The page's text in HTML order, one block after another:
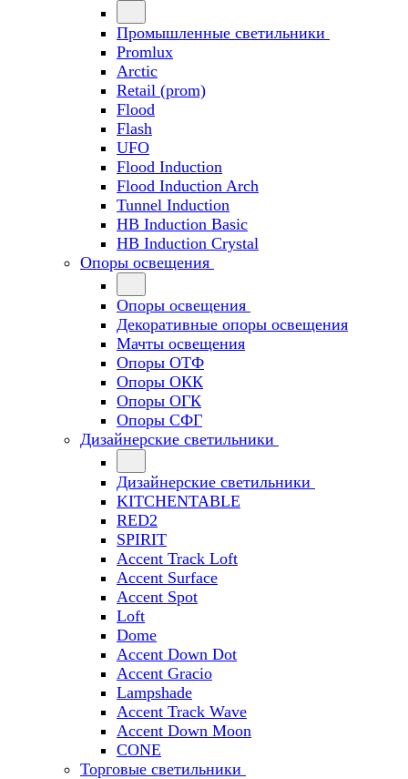
Промышленные светильники
Promlux
Arctic
Retail (prom)
Flood
Flash
UFO
Flood Induction
Flood Induction Arch
Tunnel Induction
HB Induction Basic
HB Induction Crystal
Опоры освещения
Опоры освещения
Декоративные опоры освещения
Мачты освещения
Опоры ОТФ
Опоры ОКК
Опоры ОГК
Опоры СФГ
Дизайнерские светильники
Дизайнерские светильники
KITCHENTABLE
RED2
SPIRIT
Accent Track Loft
Accent Surface
Accent Spot
Loft
Dome
Accent Down Dot
Accent Gracio
Lampshade
Accent Track Wave
Accent Down Moon
CONE
Торговые светильники